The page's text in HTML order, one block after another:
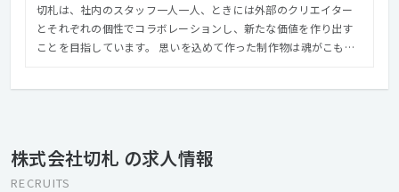
切札は、社内のスタッフ一人一人、ときには外部のクリエイター
とそれぞれの個性でコラボレーションし、新たな価値を作り出す
ことを目指しています。 思いを込めて作った制作物は魂がこもる
株式会社切札 の求人情報
RECRUITS